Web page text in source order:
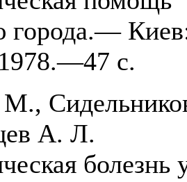
города.—
с.
А. Л.
болезнь